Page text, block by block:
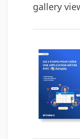
gallery